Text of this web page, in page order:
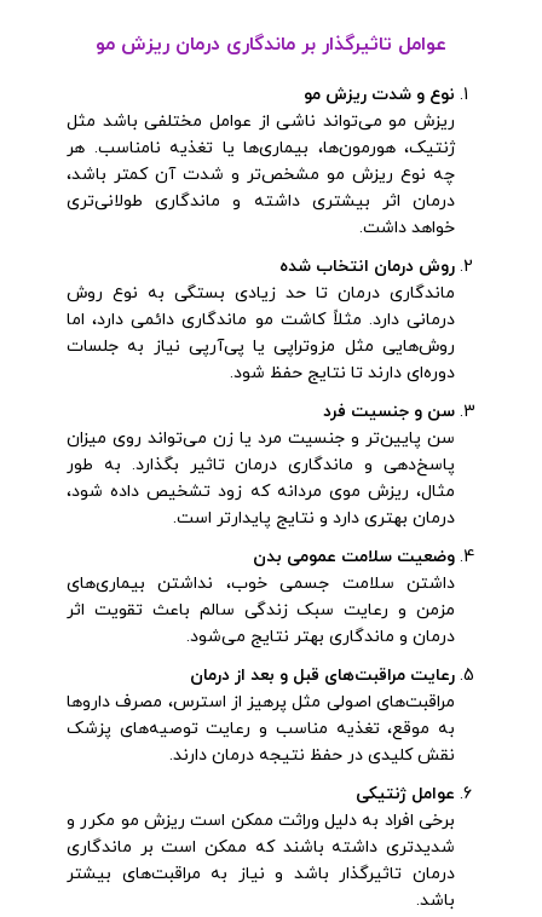
عوامل تاثیرگذار بر ماندگاری درمان ریزش مو
نوع و شدت ریزش مو
ریزش مو می‌تواند ناشی از عوامل مختلفی باشد مثل
ژنتیک، هورمون‌ها، بیماری‌ها یا تغذیه نامناسب. هر
چه نوع ریزش مو مشخص‌تر و شدت آن کمتر باشد،
درمان اثر بیشتری داشته و ماندگاری طولانی‌تری
خواهد داشت.
روش درمان انتخاب شده
ماندگاری درمان تا حد زیادی بستگی به نوع روش
درمانی دارد. مثلاً کاشت مو ماندگاری دائمی دارد، اما
روش‌هایی مثل مزوتراپی یا پی‌آر‌پی نیاز به جلسات
دوره‌ای دارند تا نتایج حفظ شود.
سن و جنسیت فرد
سن پایین‌تر و جنسیت مرد یا زن می‌تواند روی میزان
پاسخ‌دهی و ماندگاری درمان تاثیر بگذارد. به طور
مثال، ریزش موی مردانه که زود تشخیص داده شود،
درمان بهتری دارد و نتایج پایدارتر است.
وضعیت سلامت عمومی بدن
داشتن سلامت جسمی خوب، نداشتن بیماری‌های
مزمن و رعایت سبک زندگی سالم باعث تقویت اثر
درمان و ماندگاری بهتر نتایج می‌شود.
رعایت مراقبت‌های قبل و بعد از درمان
مراقبت‌های اصولی مثل پرهیز از استرس، مصرف داروها
به موقع، تغذیه مناسب و رعایت توصیه‌های پزشک
نقش کلیدی در حفظ نتیجه درمان دارند.
عوامل ژنتیکی
برخی افراد به دلیل وراثت ممکن است ریزش مو مکرر و
شدیدتری داشته باشند که ممکن است بر ماندگاری
درمان تاثیرگذار باشد و نیاز به مراقبت‌های بیشتر
باشد.